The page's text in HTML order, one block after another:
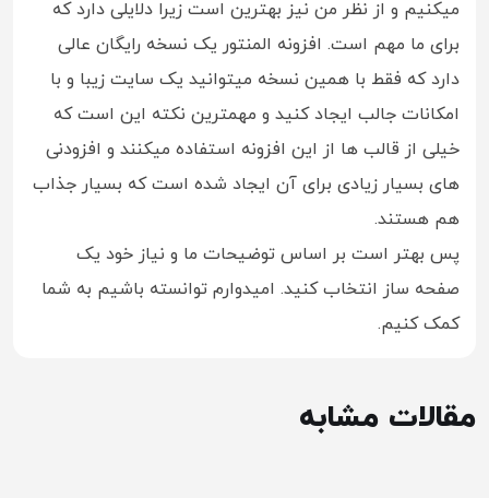
میکنیم و از نظر من نیز بهترین است زیرا دلایلی دارد که
برای ما مهم است. افزونه المنتور یک نسخه رایگان عالی
دارد که فقط با همین نسخه میتوانید یک سایت زیبا و با
امکانات جالب ایجاد کنید و مهمترین نکته این است که
خیلی از قالب ها از این افزونه استفاده میکنند و افزودنی
های بسیار زیادی برای آن ایجاد شده است که بسیار جذاب
هم هستند.
پس بهتر است بر اساس توضیحات ما و نیاز خود یک
صفحه ساز انتخاب کنید. امیدوارم توانسته باشیم به شما
کمک کنیم.
مقالات مشابه